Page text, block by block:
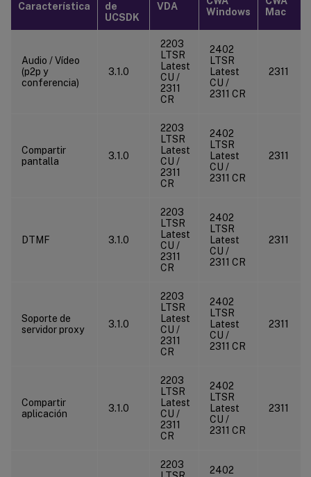
Característica
de
UCSDK
VDA
Windows
Mac
Audio / Vídeo
(p2p y
conferencia)
3.1.0
2203
LTSR
Latest
CU /
2311
CR
2402
LTSR
Latest
CU /
2311 CR
2311
Compartir
pantalla
3.1.0
2203
LTSR
Latest
CU /
2311
CR
2402
LTSR
Latest
CU /
2311 CR
2311
DTMF 3.1.0
2203
LTSR
Latest
CU /
2311
CR
2402
LTSR
Latest
CU /
2311 CR
2311
Soporte de
servidor proxy
3.1.0
2203
LTSR
Latest
CU /
2311
CR
2402
LTSR
Latest
CU /
2311 CR
2311
Compartir
aplicación
3.1.0
2203
LTSR
Latest
CU /
2311
CR
2402
LTSR
Latest
CU /
2311 CR
2311
2203
2402